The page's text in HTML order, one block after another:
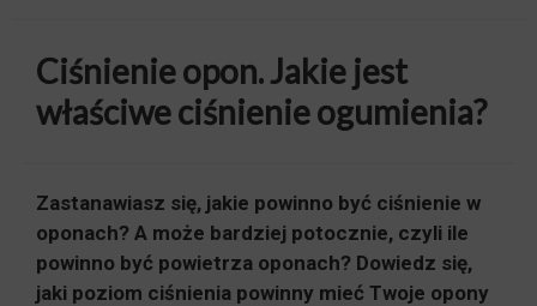
Ciśnienie opon. Jakie jest
właściwe ciśnienie ogumienia?
Zastanawiasz się, jakie powinno być ciśnienie w
oponach? A może bardziej potocznie, czyli ile
powinno być powietrza oponach? Dowiedz się,
jaki poziom ciśnienia powinny mieć Twoje opony